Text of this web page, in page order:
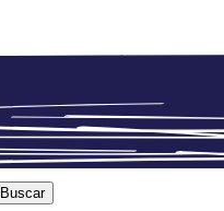
Buscar